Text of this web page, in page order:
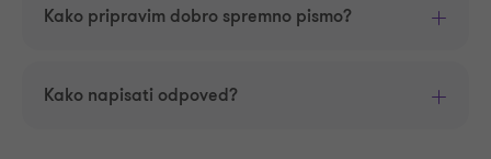
Kako pripravim dobro spremno pismo?
Kako napisati odpoved?